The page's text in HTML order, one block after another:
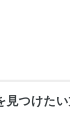
見つけた